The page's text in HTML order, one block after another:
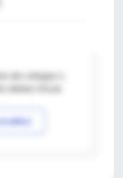
de colegas o